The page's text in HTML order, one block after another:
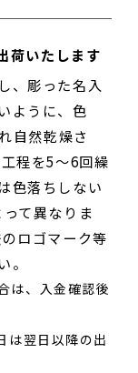
荷いたします
、彫った名入
ように、色
自然乾燥さ
程を5～6回繰
色落ちしない
て異なりま
ロゴマーク等
。
は、入金確認後
は翌日以降の出